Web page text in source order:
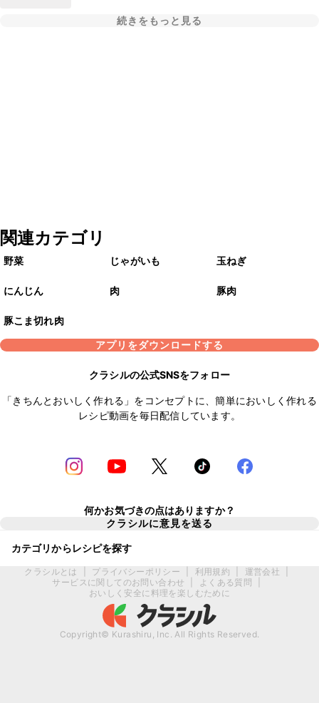
続きをもっと見る
関連カテゴリ
野菜 じゃがいも 玉ねぎ
にんじん 肉 豚肉
豚こま切れ肉
アプリをダウンロードする
クラシルの公式SNSをフォロー
「きちんとおいしく作れる」をコンセプトに、簡単においしく作れる
レシピ動画を毎日配信しています。
何かお気づきの点はありますか？
クラシルに意見を送る
カテゴリからレシピを探す
クラシルとは プライバシーポリシー 利用規約 運営会社
サービスに関してのお問い合わせ
よくある質問
おいしく安全に料理を楽しむために
Copyright© Kurashiru, Inc. All Rights Reserved.